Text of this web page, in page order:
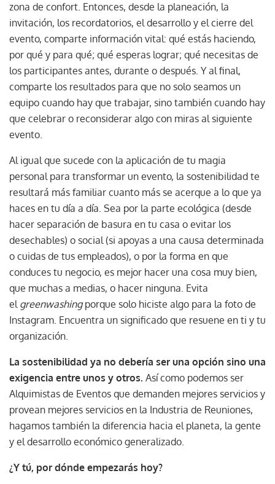
zona de confort. Entonces, desde la planeación, la
invitación, los recordatorios, el desarrollo y el cierre del
evento, comparte información vital: qué estás haciendo,
por qué y para qué; qué esperas lograr; qué necesitas de
los participantes antes, durante o después. Y al final,
comparte los resultados para que no solo seamos un
equipo cuando hay que trabajar, sino también cuando hay
que celebrar o reconsiderar algo con miras al siguiente
evento.
Al igual que sucede con la aplicación de tu magia
personal para transformar un evento, la sostenibilidad te
resultará más familiar cuanto más se acerque a lo que ya
haces en tu día a día. Sea por la parte ecológica (desde
hacer separación de basura en tu casa o evitar los
desechables) o social (si apoyas a una causa determinada
o cuidas de tus empleados), o por la forma en que
conduces tu negocio, es mejor hacer una cosa muy bien,
que muchas a medias, o hacer ninguna. Evita
el greenwashingporque solo hiciste algo para la foto de
Instagram. Encuentra un significado que resuene en ti y tu
organización.
La sostenibilidad ya no debería ser una opción sino una
exigencia entre unos y otros. Así como podemos ser
Alquimistas de Eventos que demanden mejores servicios y
provean mejores servicios en la Industria de Reuniones,
hagamos también la diferencia hacia el planeta, la gente
y el desarrollo económico generalizado.
¿Y tú, por dónde empezarás hoy?